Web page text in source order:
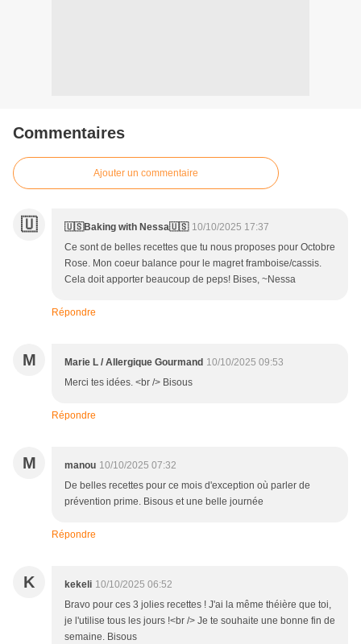
Commentaires
Ajouter un commentaire
🇺 🇺🇸Baking with Nessa🇺🇸 10/10/2025 17:37
Ce sont de belles recettes que tu nous proposes pour Octobre
Rose. Mon coeur balance pour le magret framboise/cassis.
Cela doit apporter beaucoup de peps! Bises, ~Nessa
Répondre
M Marie L / Allergique Gourmand 10/10/2025 09:53
Merci tes idées. <br /> Bisous
Répondre
M manou 10/10/2025 07:32
De belles recettes pour ce mois d'exception où parler de
prévention prime. Bisous et une belle journée
Répondre
K kekeli 10/10/2025 06:52
Bravo pour ces 3 jolies recettes ! J'ai la même théière que toi,
je l'utilise tous les jours !<br /> Je te souhaite une bonne fin de
semaine. Bisous